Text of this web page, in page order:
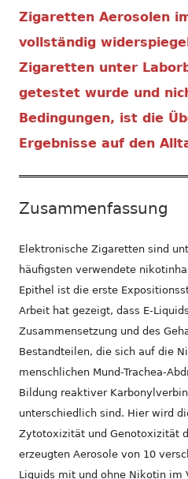
Zigaretten Aerosolen
vollständig
Zigaretten unter
getestet wurde und
Bedingungen, ist die
Ergebnisse auf den
Zusammenfassung
Elektronische Zigaretten sind
häufigsten verwendete
Epithel ist die erste
Arbeit hat gezeigt, dass E-
Zusammensetzung und des
Bestandteilen, die sich auf die
menschlichen Mund-Trachea-
Bildung reaktiver
unterschiedlich sind. Hier wird
Zytotoxizität und Genotoxizität
erzeugten Aerosole von 10
Liquids mit und ohne Nikotin im